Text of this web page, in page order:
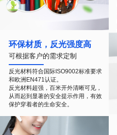
环保材质，反光强度高
可根据客户的需求定制
反光材料符合国际ISO9002标准要求
和欧洲EN471认证。
反光材料超强，百米开外清晰可见，
从而起到显著的安全提示作用，有效
保护穿着者的生命安全。